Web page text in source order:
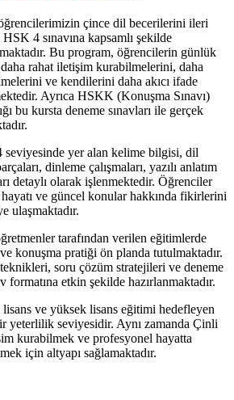
çince dil becerilerini ileri
HSK 4 sınavına kapsamlı şekilde
Bu program, öğrencilerin günlük
rahat iletişim kurabilmelerini, daha
ve kendilerini daha akıcı ifade
Ayrıca HSKK (Konuşma Sınavı)
bu kursta deneme sınavları ile gerçek
yer alan kelime bilgisi, dil
dinleme çalışmaları, yazılı anlatım
detaylı olarak işlenmektedir. Öğrenciler
ve güncel konular hakkında fikirlerini
ulaşmaktadır.
tarafından verilen eğitimlerde
konuşma pratiği ön planda tutulmaktadır.
soru çözüm stratejileri ve deneme
formatına etkin şekilde hazırlanmaktadır.
ve yüksek lisans eğitimi hedefleyen
yeterlilik seviyesidir. Aynı zamanda Çinli
kurabilmek ve profesyonel hayatta
için altyapı sağlamaktadır.